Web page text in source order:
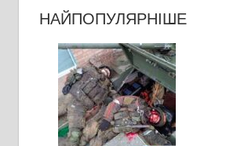
НАЙПОПУЛЯРНІШЕ